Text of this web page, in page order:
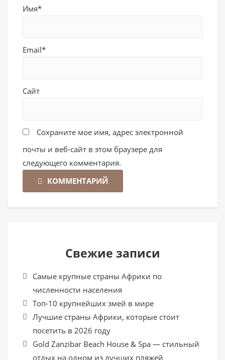
Имя*
Email*
Сайт
Сохраните мое имя, адрес электронной
почты и веб-сайт в этом браузере для
следующего комментария.
КОММЕНТАРИЙ
Свежие записи
Самые крупные страны Африки по
численности населения
Топ-10 крупнейших змей в мире
Лучшие страны Африки, которые стоит
посетить в 2026 году
Gold Zanzibar Beach House & Spa — стильный
отдых на одном из лучших пляжей